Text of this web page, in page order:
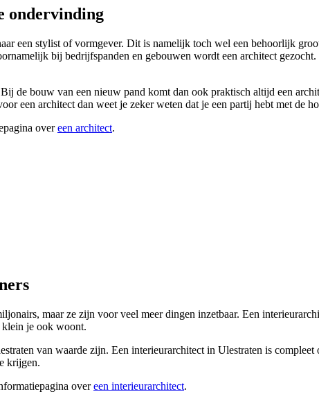
ondervinding
een stylist of vormgever. Dit is namelijk toch wel een behoorlijk
bij bedrijfspanden en gebouwen wordt een architect
de bouw van een nieuw pand komt dan ook praktisch altijd een
een architect dan weet je zeker weten dat je een partij hebt met de
overeen architect.
maar ze zijn voor veel meer dingen inzetbaar. Een
klein je ook woont.
van waarde zijn. Een interieurarchitect in Ulestraten is
krijgen.
overeen interieurarchitect.